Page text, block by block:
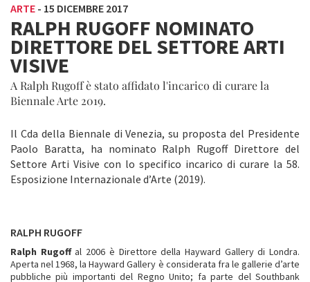
ARTE - 15 DICEMBRE 2017
RALPH RUGOFF NOMINATO
DIRETTORE DEL SETTORE ARTI
VISIVE
A Ralph Rugoff è stato affidato l'incarico di curare la
Biennale Arte 2019.
Il Cda della Biennale di Venezia, su proposta del Presidente
Paolo Baratta, ha nominato Ralph Rugoff Direttore del
Settore Arti Visive con lo specifico incarico di curare la 58.
Esposizione Internazionale d’Arte (2019).
RALPH RUGOFF
Ralph Rugoffal 2006 è Direttore della Hayward Gallery di Londra.
Aperta nel 1968, la Hayward Gallery è considerata fra le gallerie d’arte
pubbliche più importanti del Regno Unito; fa parte del Southbank